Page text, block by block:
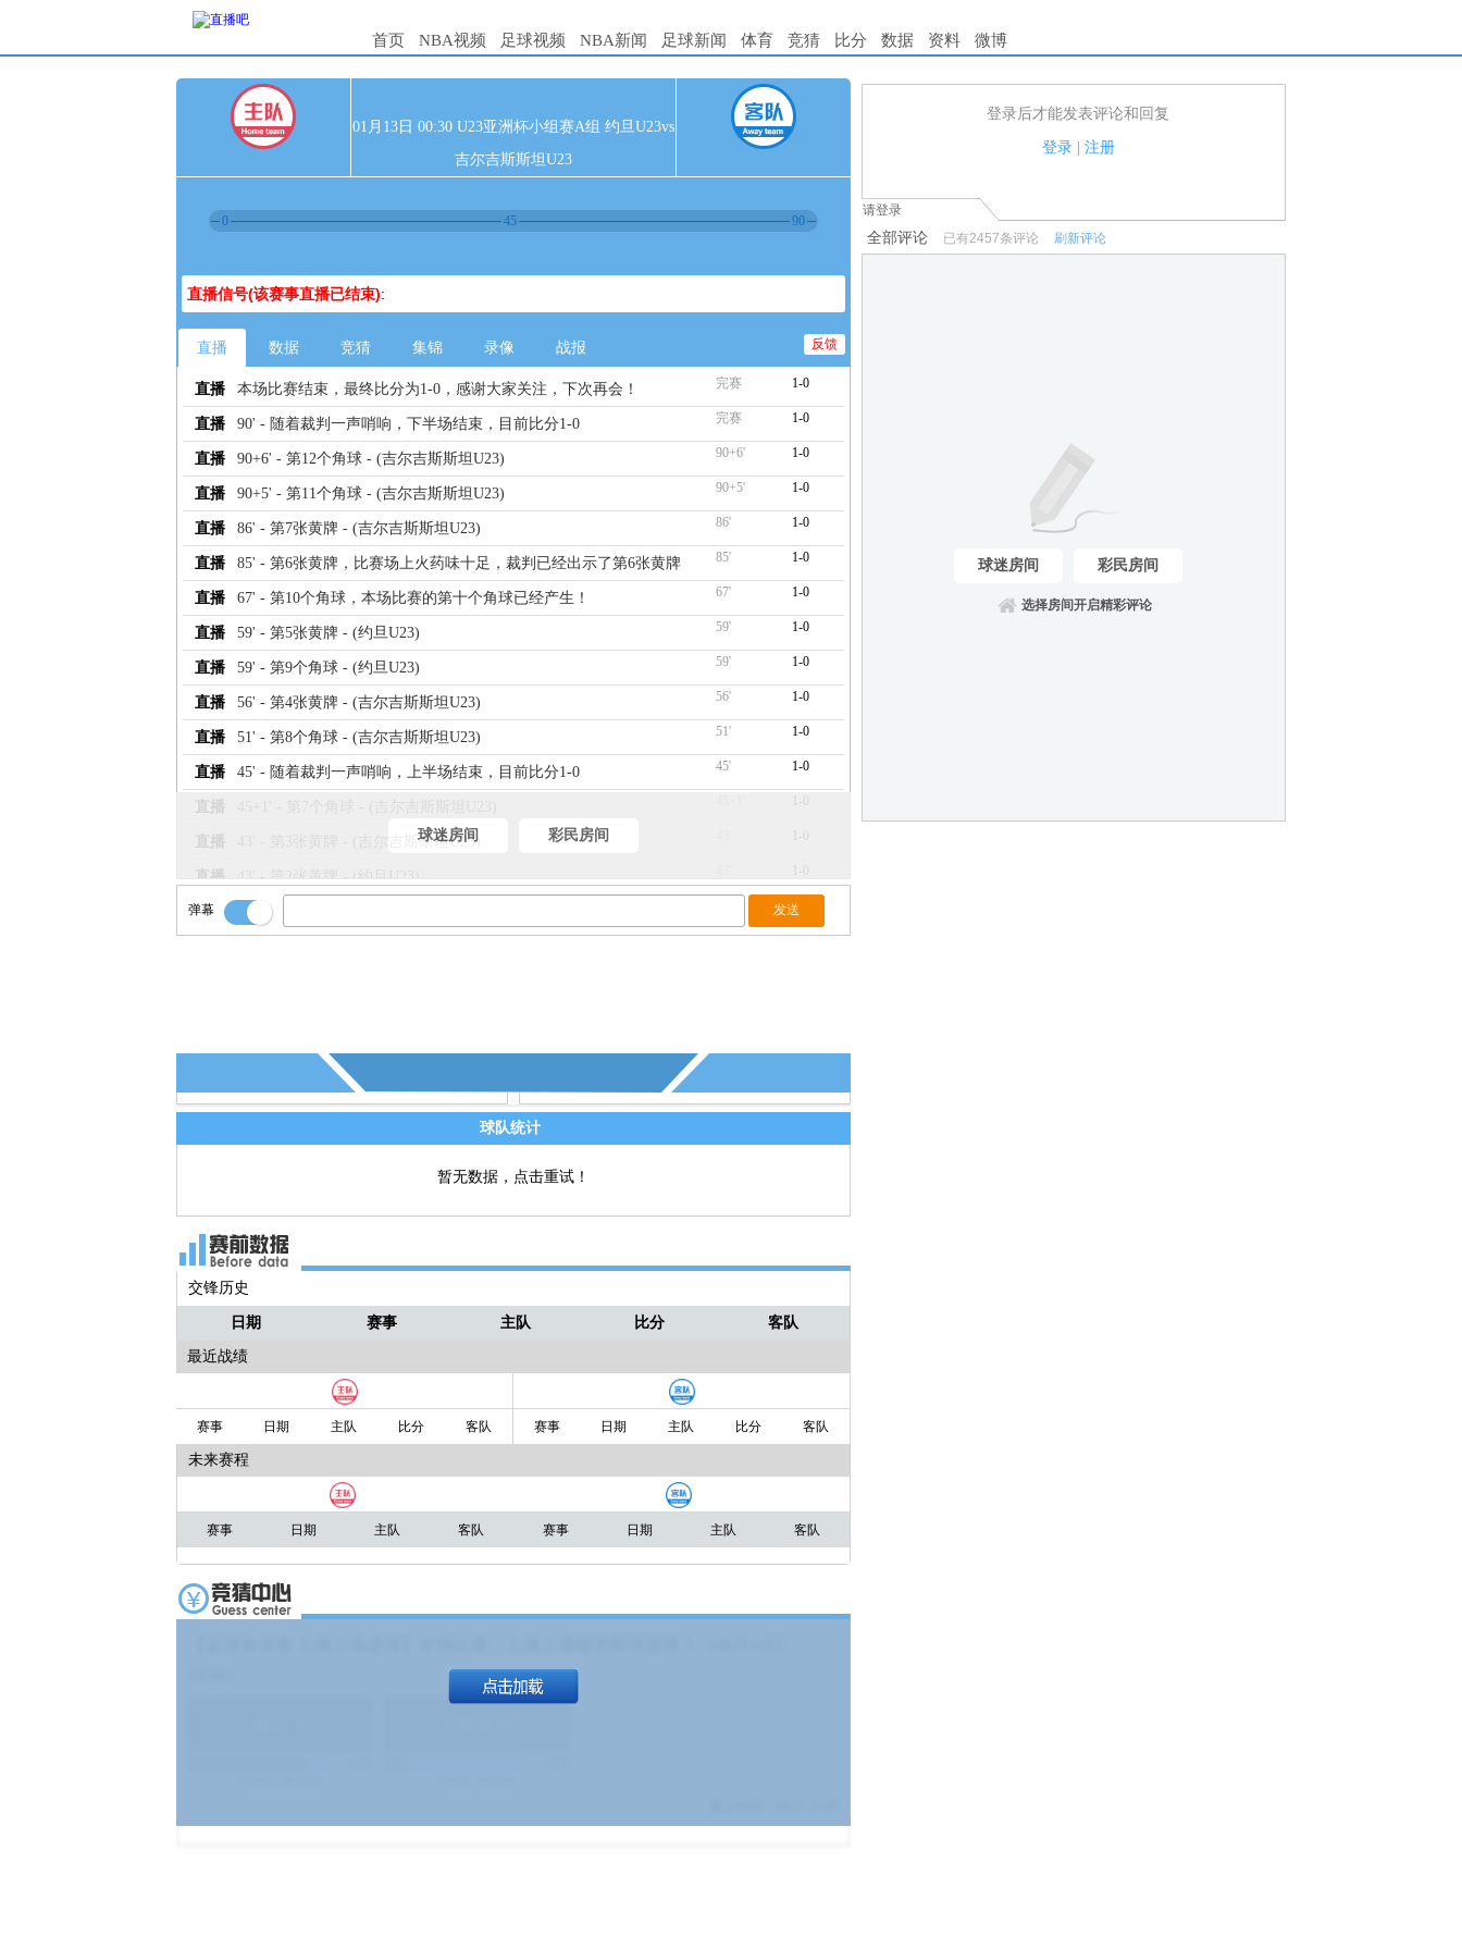
首页 NBA视频 足球视频 NBA新闻 足球新闻 体育 竞猜 比分 数据 资料 微博
01月13日 00:30 U23亚洲杯小组赛A组 约旦U23vs
吉尔吉斯斯坦U23
0 45 90
直播信号(该赛事直播已结束):
直播 数据 竞猜 集锦 录像 战报 反馈
直播 本场比赛结束，最终比分为1-0，感谢大家关注，下次再会！ 完赛 1-0
直播 90' - 随着裁判一声哨响，下半场结束，目前比分1-0 完赛 1-0
直播 90+6' - 第12个角球 - (吉尔吉斯斯坦U23) 90+6' 1-0
直播 90+5' - 第11个角球 - (吉尔吉斯斯坦U23) 90+5' 1-0
直播 86' - 第7张黄牌 - (吉尔吉斯斯坦U23) 86' 1-0
直播 85' - 第6张黄牌，比赛场上火药味十足，裁判已经出示了第6张黄牌 85' 1-0
直播 67' - 第10个角球，本场比赛的第十个角球已经产生！ 67' 1-0
直播 59' - 第5张黄牌 - (约旦U23) 59' 1-0
直播 59' - 第9个角球 - (约旦U23) 59' 1-0
直播 56' - 第4张黄牌 - (吉尔吉斯斯坦U23) 56' 1-0
直播 51' - 第8个角球 - (吉尔吉斯斯坦U23) 51' 1-0
直播 45' - 随着裁判一声哨响，上半场结束，目前比分1-0 45' 1-0
直播
直播 43' - 第3张黄牌 - (吉尔吉斯斯坦U23)
直播 43' - 第2张黄牌 - (约旦U23)
直播 36' - 第6个角球 - (吉尔吉斯斯坦U23) 1-0
35' 1-0
球迷房间 彩民房间
弹幕
球队统计
暂无数据，点击重试！
交锋历史
日期 赛事 主队 比分 客队
最近战绩
赛事 日期 主队 比分 客队 赛事 日期 主队 比分 客队
未来赛程
赛事 日期 主队 客队 赛事 日期 主队 客队
登录后才能发表评论和回复
登录| 注册
1.电脑端新用户可以发表评论了！
请登录
全部评论 已有2457条评论 刷新评论
球迷房间 彩民房间
选择房间开启精彩评论